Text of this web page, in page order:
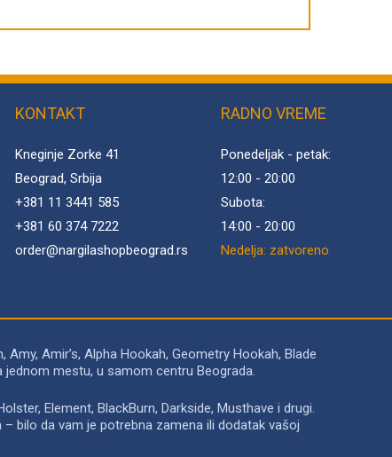
KONTAKT
Kneginje Zorke 41
Beograd, Srbija
+381 11 3441 585
+381 60 374 7222
order@nargilashopbeograd.rs
RADNO VREME
Ponedeljak - petak:
12:00 - 20:00
Subota:
14:00 - 20:00
Nedelja: zatvoreno
Amir’s, Alpha Hookah, Geometry Hookah, Blade
mestu, u samom centru Beograda.
Element, BlackBurn, Darkside, Musthave i drugi.
bilo da vam je potrebna zamena ili dodatak vašoj